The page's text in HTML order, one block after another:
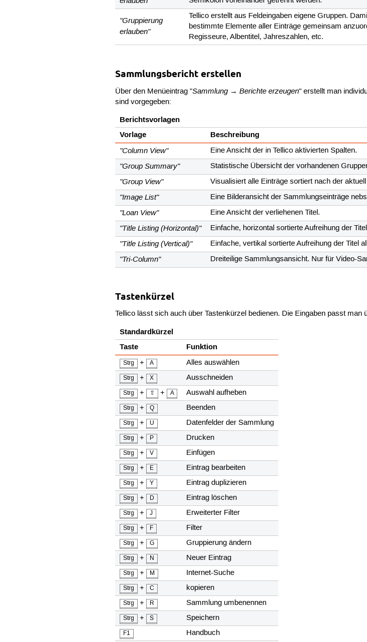
"Gruppierung
erlauben"
Tellico erstellt aus Feldeingaben eigene Gruppen.
bestimmte Elemente aller Einträge gemeinsam
Regisseure, Albentitel, Jahreszahlen, etc.
Sammlungsbericht erstellen
Über den Menüeintrag "Sammlung → Berichte erzeugen" erstellt man
sind vorgegeben:
Berichtsvorlagen
Vorlage
Beschreibung
"Column View"
Eine Ansicht der in Tellico aktivierten Spalten.
"Group Summary" Statistische Übersicht der vorhandenen
"Group View" Visualisiert alle Einträge sortiert nach der
"Image List" Eine Bilderansicht der Sammlungseinträge
"Loan View" Eine Ansicht der verliehenen Titel.
"Title Listing (Horizontal)" Einfache, horizontal sortierte Aufreihung der
"Title Listing (Vertical)" Einfache, vertikal sortierte Aufreihung der Titel
"Tri-Column" Dreiteilige Sammlungsansicht. Nur für Video-
Tastenkürzel
Tellico lässt sich auch über Tastenkürzel bedienen. Die Eingaben passt man
Standardkürzel
Taste
Funktion
Strg + A Alles auswählen
Strg + X Ausschneiden
Strg + ⇧ + A Auswahl aufheben
Strg + Q Beenden
Strg + U Datenfelder der Sammlung
Strg + P Drucken
Strg + V Einfügen
Strg + E Eintrag bearbeiten
Strg + Y Eintrag duplizieren
Strg + D Eintrag löschen
Strg + J Erweiterter Filter
Strg + F Filter
Strg + G Gruppierung ändern
Strg + N Neuer Eintrag
Strg + M Internet-Suche
Strg + C kopieren
Strg + R Sammlung umbenennen
Strg + S Speichern
F1 Handbuch